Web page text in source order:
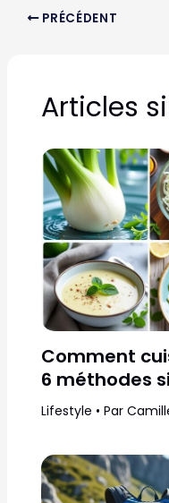
PRÉCÉDENT
Articles
Comment
6 méthodes
Lifestyle • Par